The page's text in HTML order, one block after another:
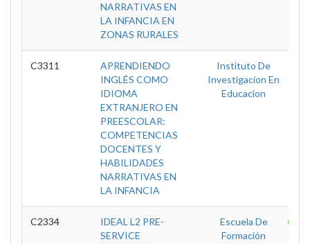
NARRATIVAS EN
LA INFANCIA EN
ZONAS RURALES
C3311
APRENDIENDO
INGLÉS COMO
IDIOMA
EXTRANJERO EN
PREESCOLAR:
COMPETENCIAS
DOCENTES Y
HABILIDADES
NARRATIVAS EN
LA INFANCIA
Instituto De
Investigacion En
Educacion
C2334
IDEAL L2 PRE-
SERVICE
Escuela De
Formación